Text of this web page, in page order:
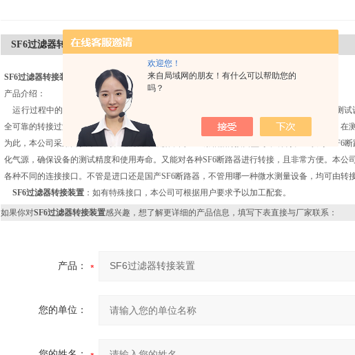
欢迎您！
来自局域网的朋友！有什么可以帮助您的
吗？
SF6过滤器转接装置的详细资料：
SF6过滤器转接装置
产品介绍：
运行过程中的SF6断路器由于电弧分解产生的粉末状微粒杂质，对测试设备造成污染，而测
全可靠的转接过滤装置，就解决了这一问题。另外，电力系统所使用的SF6断路器各不相同，在
为此，本公司采用高技术金属钛过滤片，根据不同SF6断路器的接口型号，研制了ZJ系列“ SF6
化气源，确保设备的测试精度和使用寿命。又能对各种SF6断路器进行转接，且非常方便。本
各种不同的连接接口。不管是进口还是国产SF6断路器，不管用哪一种微水测量设备，均可由转
SF6过滤器转接装置 ：如有特殊接口，本公司可根据用户要求予以加工配套。
如果你对SF6过滤器转接装置感兴趣，想了解更详细的产品信息，填写下表直接与厂家联系：
产品：
您的单位：